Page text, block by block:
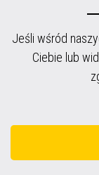
Jeśli wśród
Ciebie lub